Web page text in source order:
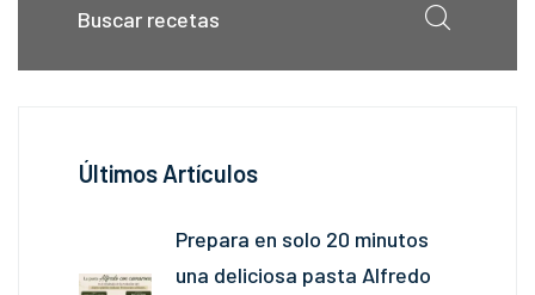
Últimos Artículos
Prepara en solo 20 minutos
una deliciosa pasta Alfredo